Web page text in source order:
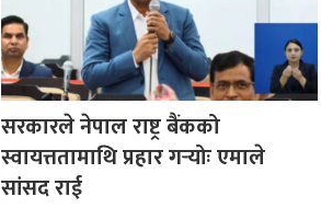
सरकारले नेपाल राष्ट्र बैंकको
स्वायत्ततामाथि प्रहार गर्‍योः एमाले
सांसद राई